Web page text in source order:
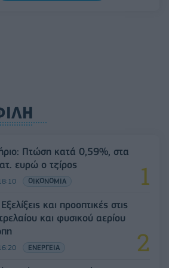
Πτώση κατά 0,59%, στα
ευρώ ο τζίρος
ΟΙΚΟΝΟΜΙΑ
και προοπτικές στις
και φυσικού αερίου
ΕΝΕΡΓΕΙΑ